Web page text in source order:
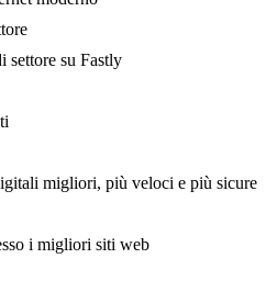
settore su Fastly
migliori, più veloci e più sicure
i migliori siti web